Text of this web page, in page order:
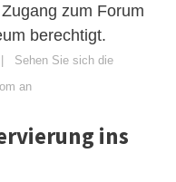
zum Forum
berechtigt.
Sehen Sie sich die
an
ins